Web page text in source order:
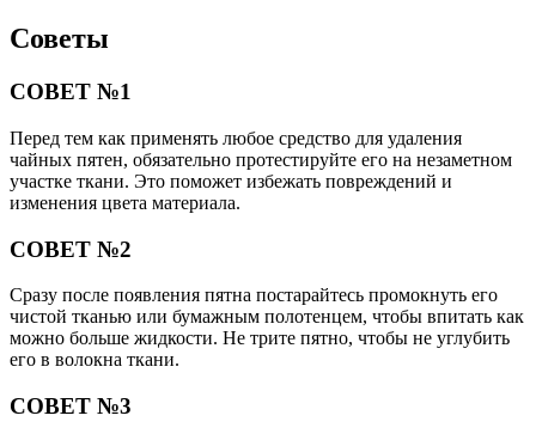
Советы
СОВЕТ №1
Перед тем как применять любое средство для удаления
чайных пятен, обязательно протестируйте его на незаметном
участке ткани. Это поможет избежать повреждений и
изменения цвета материала.
СОВЕТ №2
Сразу после появления пятна постарайтесь промокнуть его
чистой тканью или бумажным полотенцем, чтобы впитать как
можно больше жидкости. Не трите пятно, чтобы не углубить
его в волокна ткани.
СОВЕТ №3